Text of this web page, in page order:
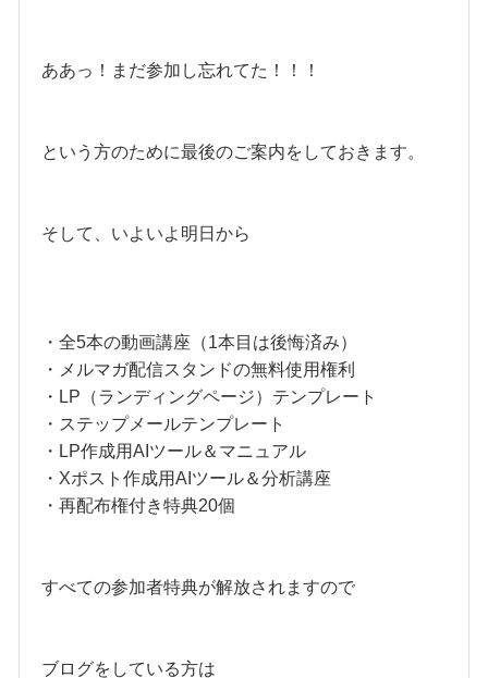
ああっ！まだ参加し忘れてた！！！
という方のために最後のご案内をしておきます。
そして、いよいよ明日から
・全5本の動画講座（1本目は後悔済み）
・メルマガ配信スタンドの無料使用権利
・LP（ランディングページ）テンプレート
・ステップメールテンプレート
・LP作成用AIツール＆マニュアル
・Xポスト作成用AIツール＆分析講座
・再配布権付き特典20個
すべての参加者特典が解放されますので
ブログをしている方は